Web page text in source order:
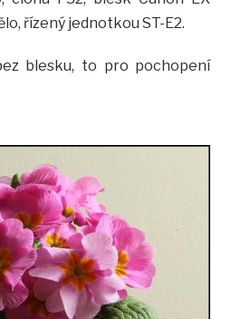
řízený jednotkou ST-E2.
blesku, to pro pochopení